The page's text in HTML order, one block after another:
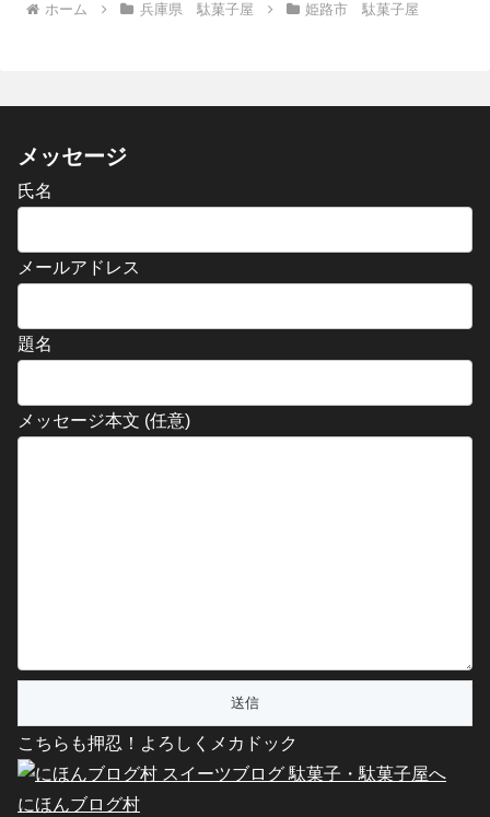
ホーム 兵庫県 駄菓子屋 姫路市 駄菓子屋
メッセージ
氏名
メールアドレス
題名
メッセージ本文 (任意)
こちらも押忍！よろしくメカドック
にほんブログ村